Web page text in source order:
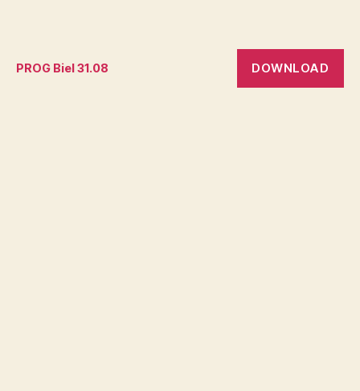
PROG Biel 31.08 DOWNLOAD